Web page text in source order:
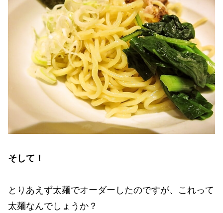
そして！
とりあえず太麺でオーダーしたのですが、これって
太麺なんでしょうか？